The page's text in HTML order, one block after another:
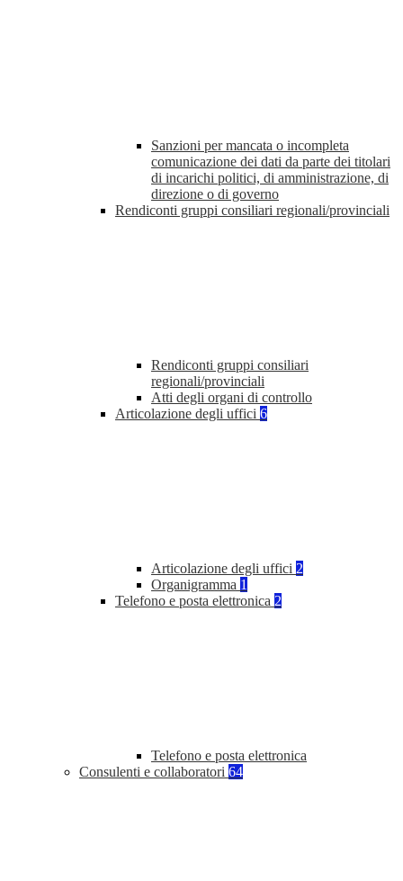
Sanzioni per mancata o incompleta
comunicazione dei dati da parte dei titolari
di incarichi politici, di amministrazione, di
direzione o di governo
Rendiconti gruppi consiliari regionali/provinciali
Rendiconti gruppi consiliari
regionali/provinciali
Atti degli organi di controllo
Articolazione degli uffici 6
Articolazione degli uffici 2
Organigramma 1
Telefono e posta elettronica 2
Telefono e posta elettronica
Consulenti e collaboratori 64